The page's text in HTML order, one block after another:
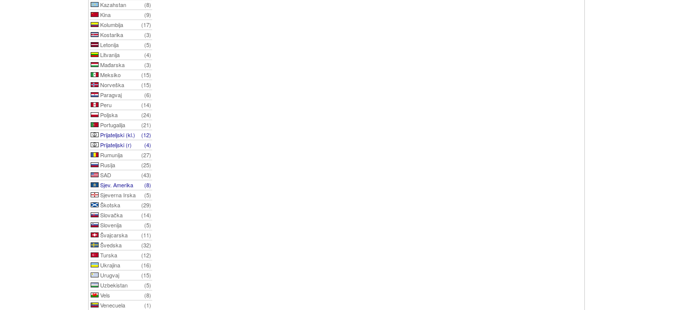
Kazahstan
(8)
Kina
(9)
Kolumbija
(17)
Kostarika
(3)
Letonija
(5)
Litvanija
(4)
Mađarska
(3)
Meksiko
(15)
Norveška
(15)
Paragvaj
(6)
Peru
(14)
Poljska
(24)
Portugalija
(21)
Prijateljski (kl.)
(12)
Prijateljski (r)
(4)
Rumunija
(27)
Rusija
(25)
SAD
(43)
Sjev. Amerika
(8)
Sjeverna Irska
(5)
Škotska
(29)
Slovačka
(14)
Slovenija
(5)
Švajcarska
(11)
Švedska
(32)
Turska
(12)
Ukrajina
(16)
Urugvaj
(15)
Uzbekistan
(5)
Vels
(8)
Venecuela
(1)